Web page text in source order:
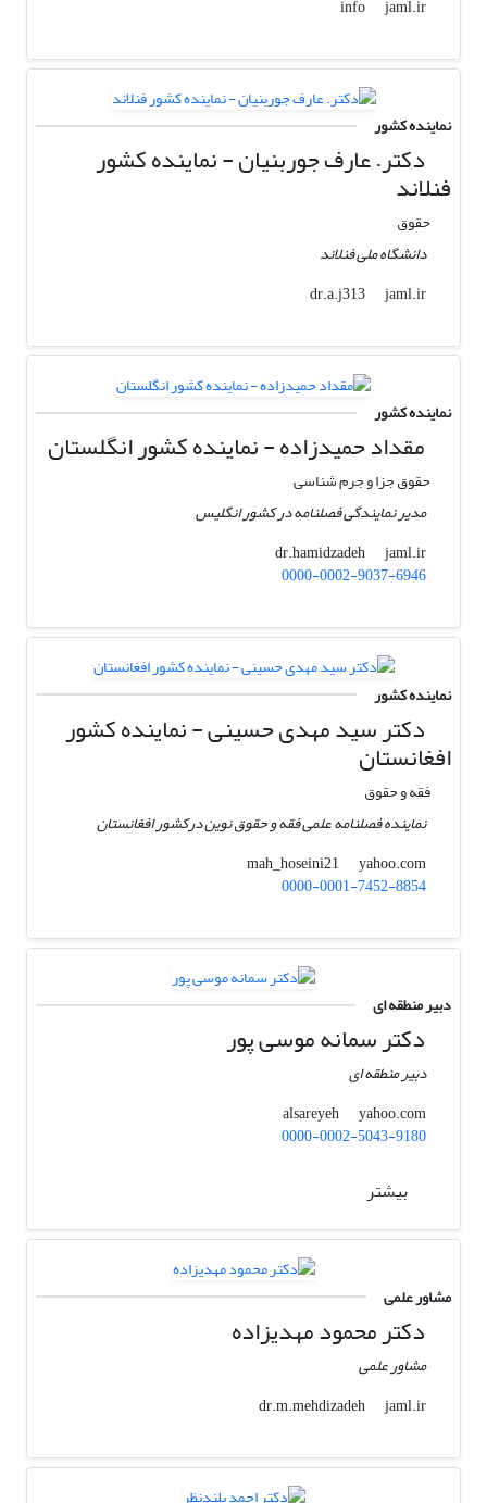
info
jaml.ir
نماینده کشور
دکتر. عارف جوربنیان - نماینده کشور
فنلاند
حقوق
دانشگاه ملی فنلاند
dr.a.j313
jaml.ir
نماینده کشور
مقداد حمیدزاده - نماینده کشور انگلستان
حقوق جزا و جرم شناسی
مدیر نمایندگی فصلنامه در کشور انگلیس
dr.hamidzadeh
jaml.ir
0000-0002-9037-6946
نماینده کشور
دکتر سید مهدی حسینی - نماینده کشور
افغانستان
فقه و حقوق
نماینده فصلنامه علمی فقه و حقوق نوین درکشور افغانستان
mah_hoseini21
yahoo.com
0000-0001-7452-8854
دبیر منطقه ای
دکتر سمانه موسی پور
دبیر منطقه ای
alsareyeh
yahoo.com
0000-0002-5043-9180
بیشتر
مشاور علمی
دکتر محمود مهدیزاده
مشاور علمی
dr.m.mehdizadeh
jaml.ir